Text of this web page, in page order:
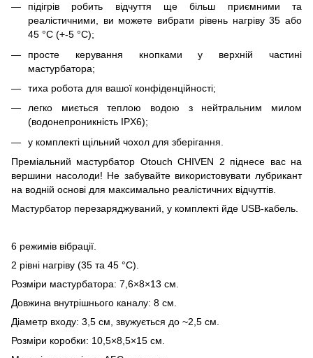
підігрів робить відчуття ще більш приємними та
реалістичними, ви можете вибрати рівень нагріву 35 або
45 °C (+-5 °C);
просте керування кнопками у верхній частині
мастурбатора;
тиха робота для вашої конфіденційності;
легко миється теплою водою з нейтральним милом
(водонепроникність IPX6);
у комплекті щільний чохол для зберігання.
Преміальний мастурбатор Otouch CHIVEN 2 піднесе вас на
вершини насолоди! Не забувайте використовувати лубрикант
на водній основі для максимально реалістичних відчуттів.
Мастурбатор перезаряджуваний, у комплекті йде USB-кабель.
6 режимів вібрації.
2 рівні нагріву (35 та 45 °C).
Розміри мастурбатора: 7,6×8×13 см.
Довжина внутрішнього каналу: 8 см.
Діаметр входу: 3,5 см, звужується до ~2,5 см.
Розміри коробки: 10,5×8,5×15 см.